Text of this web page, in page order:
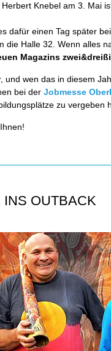
Knebel am 3. Mai
dafür einen Tag später
die Halle 32. Wenn alles
Magazins
und wen das in diesem
bei der Jobmesse
zu vergeben
OUTBACK